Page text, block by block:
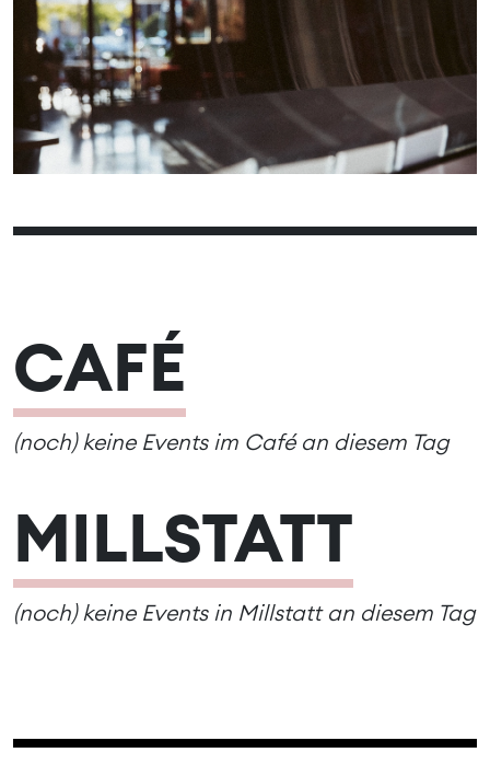
01
02
03
04 05 06 07 08
09
10
11 12 14 15
16
17
18 19 20 21 22
23
CAFÉ
(noch) keine Events im Café an diesem Tag
MILLSTATT
(noch) keine Events in Millstatt an diesem Tag